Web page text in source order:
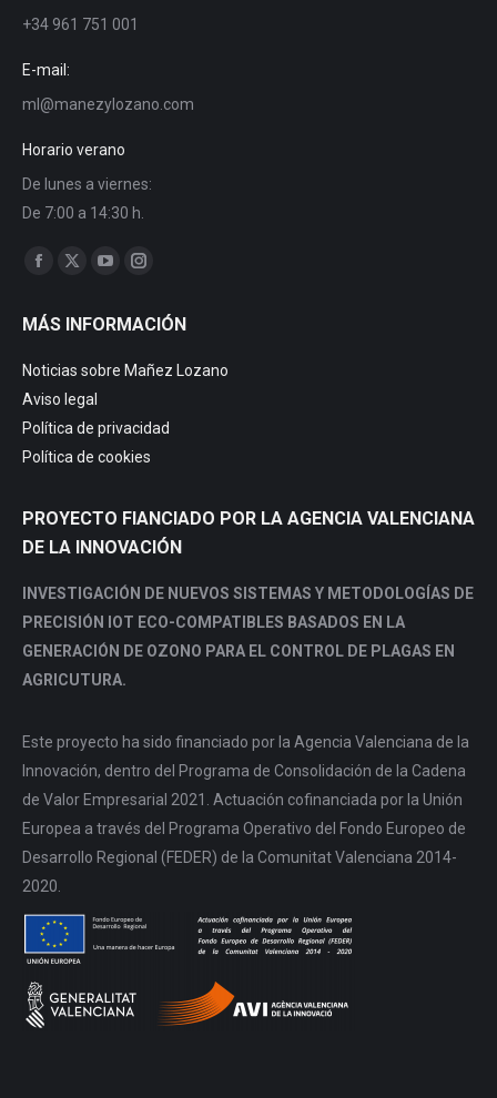
+34 961 751 001
E-mail:
ml@manezylozano.com
Horario verano
De lunes a viernes:
De 7:00 a 14:30 h.
Trouvez nous sur :
Facebook
opens
in
new
window
X
opens
new
window
YouTube
opens
window
Instagram
opens
in
window
MÁS INFORMACIÓN
Noticias sobre Mañez Lozano
Aviso legal
Política de privacidad
Política de cookies
PROYECTO FIANCIADO POR LA AGENCIA VALENCIANA
DE LA INNOVACIÓN
INVESTIGACIÓN DE NUEVOS SISTEMAS Y METODOLOGÍAS DE
PRECISIÓN IOT ECO-COMPATIBLES BASADOS EN LA
GENERACIÓN DE OZONO PARA EL CONTROL DE PLAGAS EN
AGRICUTURA.
Este proyecto ha sido financiado por la Agencia Valenciana de la
Innovación, dentro del Programa de Consolidación de la Cadena
de Valor Empresarial 2021. Actuación cofinanciada por la Unión
Europea a través del Programa Operativo del Fondo Europeo de
Desarrollo Regional (FEDER) de la Comunitat Valenciana 2014-
2020.